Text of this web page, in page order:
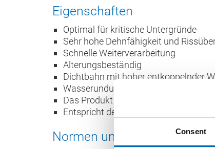
Consent
Eigenschaften
Optimal für kritische Untergründe
Sehr hohe Dehnfähigkeit und
Schnelle Weiterverarbeitung
Alterungsbeständig
Dichtbahn mit hoher entkoppelnder
Wasserundurchlässig sowie
Das Produkt ist alkalibeständig
Entspricht der Baustoffklasse B2
Normen und Prüfungen